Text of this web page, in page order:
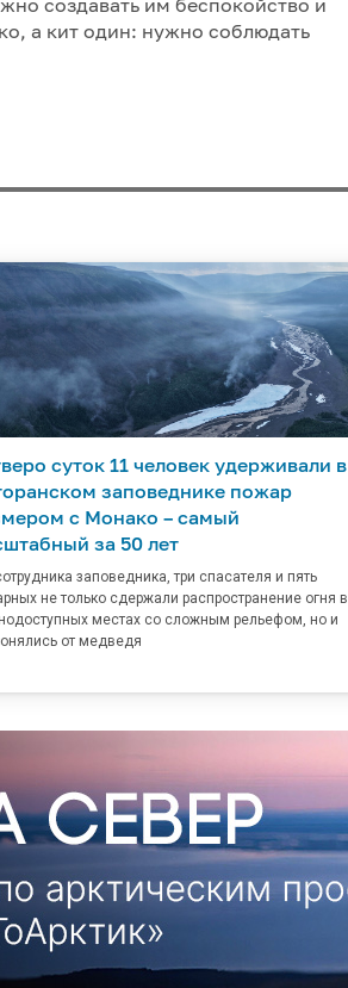
а кит один: нужно соблюдать
суток 11 человек удерживали в
заповеднике пожар
с Монако – самый
за 50 лет
заповедника, три спасателя и пять
не только сдержали распространение огня в
местах со сложным рельефом, но и
от медведя